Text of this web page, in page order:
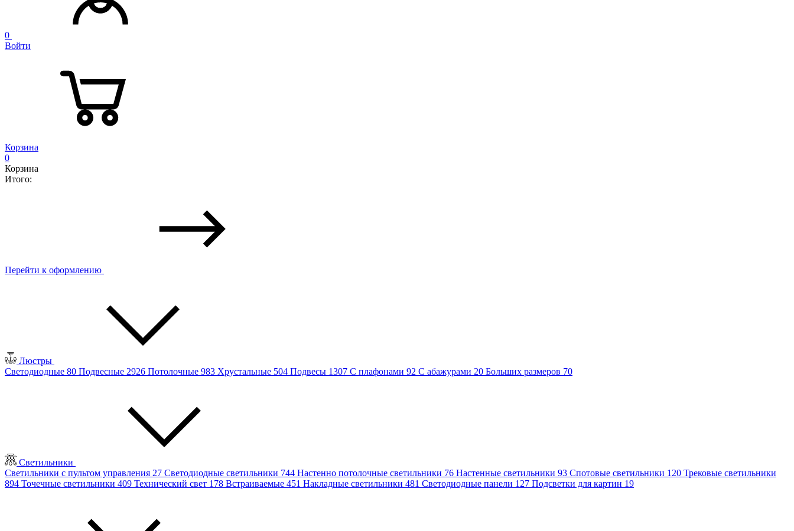
0
Войти
Корзина
0
Корзина
Итого:
Перейти к оформлению
Люстры
Светодиодные 80 Подвесные 2926 Потолочные 983 Хрустальные 504 Подвесы 1307 С плафонами 92 С абажурами 20 Больших размеров 70
Светильники
Светильники с пультом управления 27 Светодиодные светильники 744 Настенно потолочные светильники 76 Настенные светильники 93 Спотовые светильники 120 Трековые светильники
894 Точечные светильники 409 Технический свет 178 Встраиваемые 451 Накладные светильники 481 Светодиодные панели 127 Подсветки для картин 19